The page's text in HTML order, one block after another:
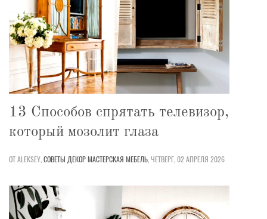
13 Способов спрятать телевизор,
который мозолит глаза
ОТ ALEKSEY,СОВЕТЫ ДЕКОРМАСТЕРСКАЯ МЕБЕЛЬ,ЧЕТВЕРГ, 02 АПРЕЛЯ 2026